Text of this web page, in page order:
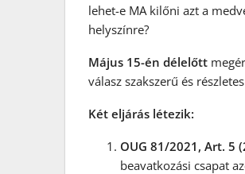
lehet-e MA kilőni azt a
helyszínre?
Május 15-én délelőtt
válasz szakszerű és
Két eljárás létezik:
OUG 81/2021, Art. 5
beavatkozási csapat